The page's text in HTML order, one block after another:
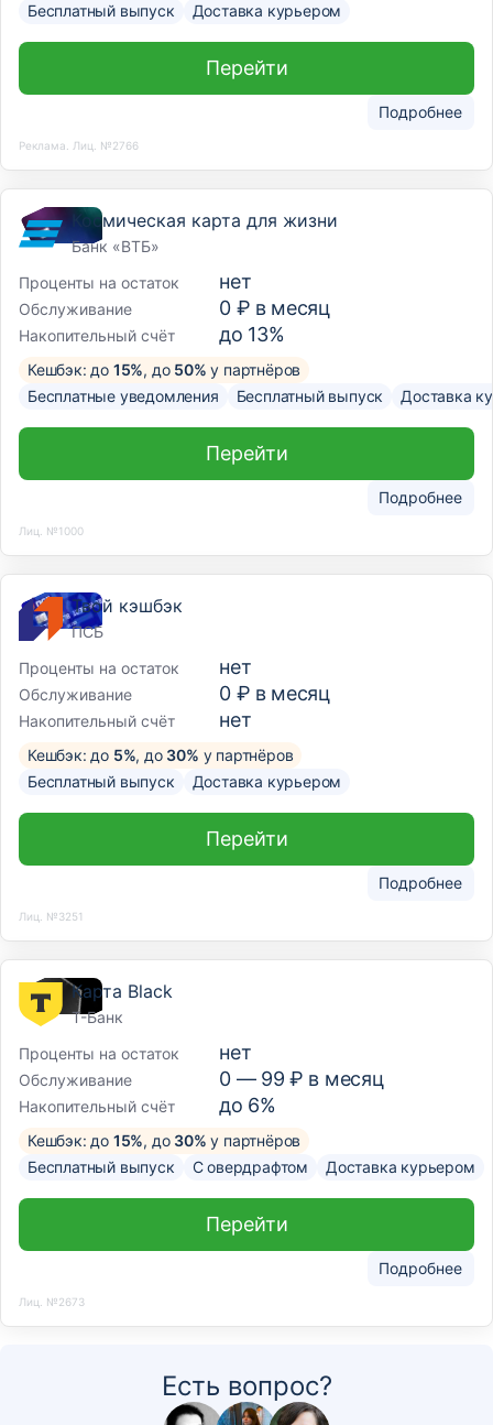
Бесплатный выпуск
Доставка курьером
Подробнее
Перейти
Реклама. Лиц. №2766
Космическая карта для жизни
Банк «ВТБ»
Проценты на остаток
нет
Обслуживание 0 ₽ в месяц
Накопительный счёт до 13%
Кешбэк: до 15%, до 50% у партнёров
Бесплатные уведомления
Бесплатный выпуск Доставка
Подробнее
Перейти
Лиц. №1000
Твой кэшбэк
ПСБ
Проценты на остаток
нет
Обслуживание 0 ₽ в месяц
Накопительный счёт нет
Кешбэк: до 5%, до 30% у партнёров
Бесплатный выпуск
Доставка курьером
Подробнее
Перейти
Лиц. №3251
Карта Black
Т-Банк
Проценты на остаток
нет
Обслуживание 0 — 99₽ в месяц
Накопительный счёт до 6%
Кешбэк: до 15%, до 30% у партнёров
Бесплатный выпуск
С овердрафтом Доставка курьером
Подробнее
Перейти
Лиц. №2673
Есть вопрос?